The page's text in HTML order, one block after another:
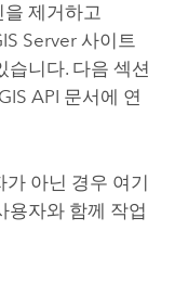
제거하고
Server사이트
습니다. 다음 섹션
API 문서에 연
아닌 경우 여기
용자와 함께 작업